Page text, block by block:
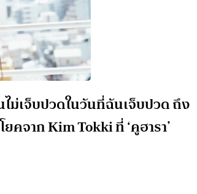
ม่เจ็บปวดในวันที่ฉันเจ็บปวด ถึง
จาก Kim Tokki ที่ ‘คูฮารา’